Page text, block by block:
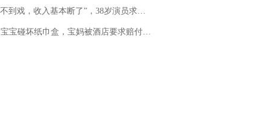
，收入基本断了”，38岁演员求职景区NPC：工作量断崖式下跌，留给我试错的时间不多了
坏纸巾盒，宝妈被酒店要求赔付924元！三亚一酒店回复：骨瓷定制！网友一查价格，吵翻了